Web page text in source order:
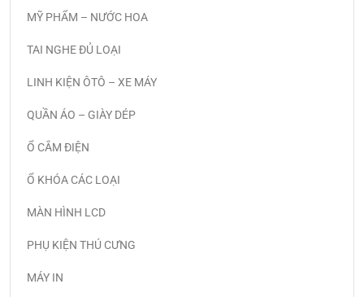
MỸ PHẨM – NƯỚC HOA
TAI NGHE ĐỦ LOẠI
LINH KIỆN ÔTÔ – XE MÁY
QUẦN ÁO – GIÀY DÉP
Ổ CẮM ĐIỆN
Ổ KHÓA CÁC LOẠI
MÀN HÌNH LCD
PHỤ KIỆN THÚ CƯNG
MÁY IN